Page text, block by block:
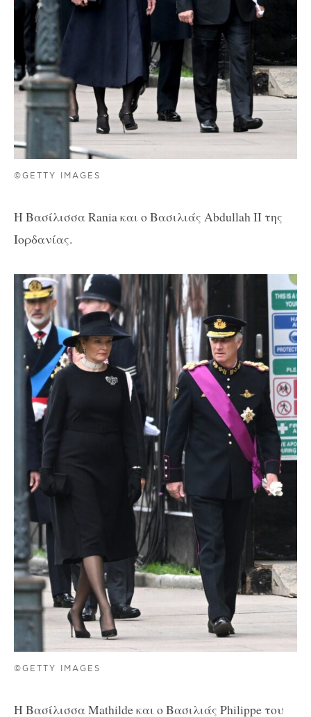
©GETTY IMAGES
Η Βασίλισσα Rania και ο Βασιλιάς Abdullah ΙΙ της
Ιορδανίας.
©GETTY IMAGES
Η Βασίλισσα Mathilde και ο Βασιλιάς Philippe του